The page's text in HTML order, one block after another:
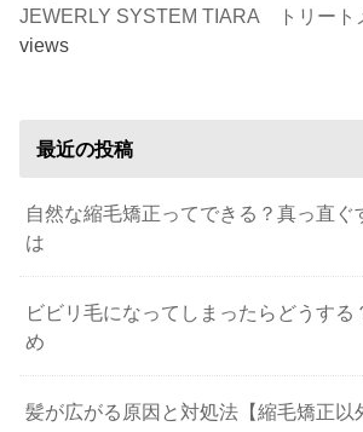
JEWERLY SYSTEM TIARA トリート
views
最近の投稿
自然な縮毛矯正ってできる？真っ直ぐ
は
ビビリ毛になってしまったらどうする
め
髪が広がる原因と対処法【縮毛矯正以